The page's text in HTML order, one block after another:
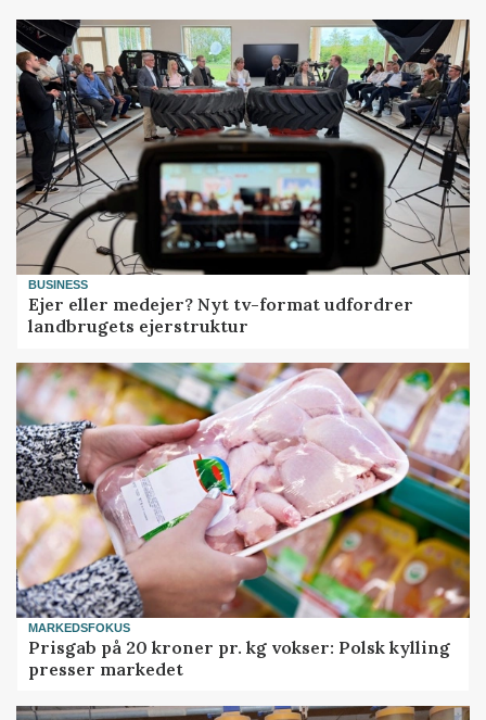
BUSINESS
Ejer eller medejer? Nyt tv-format udfordrer
landbrugets ejerstruktur
MARKEDSFOKUS
Prisgab på 20 kroner pr. kg vokser: Polsk kylling
presser markedet